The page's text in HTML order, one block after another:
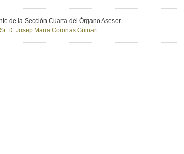
de la Sección Cuarta del Órgano Asesor
D. Josep Maria Coronas Guinart